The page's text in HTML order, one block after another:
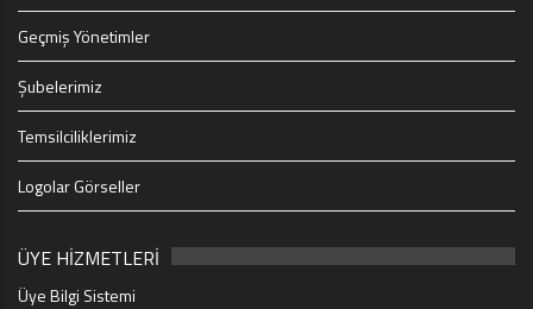
Geçmiş Yönetimler
Şubelerimiz
Temsilciliklerimiz
Logolar Görseller
ÜYE HİZMETLERİ
Üye Bilgi Sistemi